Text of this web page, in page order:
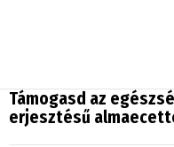
Támogasd az
erjesztésű